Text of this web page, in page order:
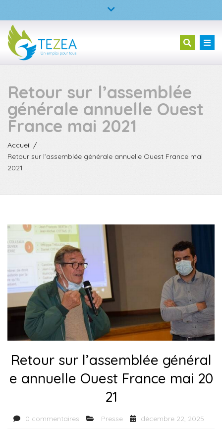
TEZEA – L’entreprise à but d’emploi
02 23 30 99 05
Fermer
supérieure
Retour sur l’assemblée
générale annuelle Ouest
France mai 2021
Accueil
Retour sur l’assemblée générale annuelle Ouest France mai
2021
Retour sur l’assemblée général
e annuelle Ouest France mai 20
21
0 commentaires Presse décembre 22, 2025